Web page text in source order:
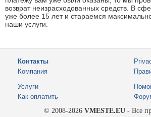
возврат неизрасходованных средств. В
уже более 15 лет и стараемся
наши услуги.
Контакты
Компания
Услуги
Как оплатить
© 2008-2026 VMESTE.EU - Все